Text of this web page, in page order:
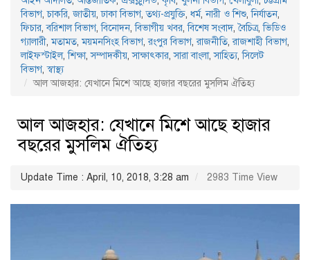
বিভাগ,চাকরি,জাতীয়,ঢাকা বিভাগ,তথ্য-প্রযুক্তি, ধর্ম,নারী ও শিশু,নির্যাতন,
ফিচার,বরিশাল বিভাগ,বিনোদন,বিভাগীয় খবর,বিশেষ সংবাদ,বৈচিত্র,ভিডিও
গ্যালারী,মতামত,ময়মনসিংহ বিভাগ,রংপুর বিভাগ,রাজনীতি,রাজশাহী বিভাগ,
লাইফস্টাইল,শিক্ষা,সম্পাদকীয়,সাক্ষাৎকার,সারা বাংলা,সাহিত্য,সিলেট
বিভাগ,স্বাস্থ্য
আল আজহার: যেখানে মিশে আছে হাজার বছরের মুসলিম ঐতিহ্য
আল আজহার: যেখানে মিশে আছে হাজার
বছরের মুসলিম ঐতিহ্য
Update Time : April, 10, 2018, 3:28 am 2983 Time View